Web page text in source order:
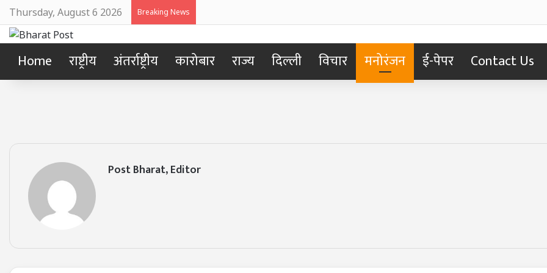
Thursday, August 6 2026 Breaking News
Home राष्ट्रीय अंतर्राष्ट्रीय कारोबार राज्य दिल्ली विचार मनोरंजन ई-पेपर Contact Us
Post Bharat, Editor